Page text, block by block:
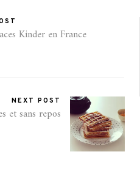
Kinder en France
NEXT POST
et sans repos